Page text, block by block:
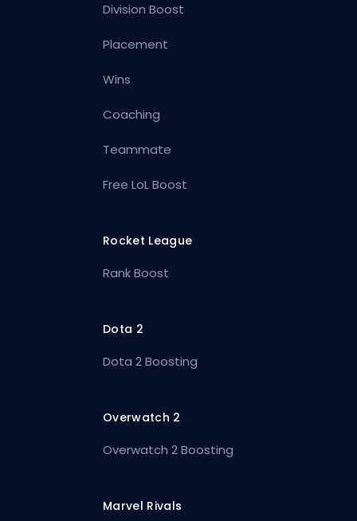
Division Boost
Placement
Wins
Coaching
Teammate
Free LoL Boost
Rocket League
Rank Boost
Dota 2
Dota 2 Boosting
Overwatch 2
Overwatch 2 Boosting
Marvel Rivals